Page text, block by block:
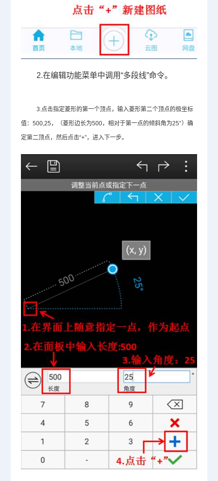
2.在编辑功能菜单中调用“多段线”命令。
3.点击指定菱形的第一个顶点，输入菱形第二个顶点的极坐标
值：500,25，（菱形边长为500，相对于第一点的倾斜角为25°）确
定第二顶点，然后点击“+”，进入下一步。